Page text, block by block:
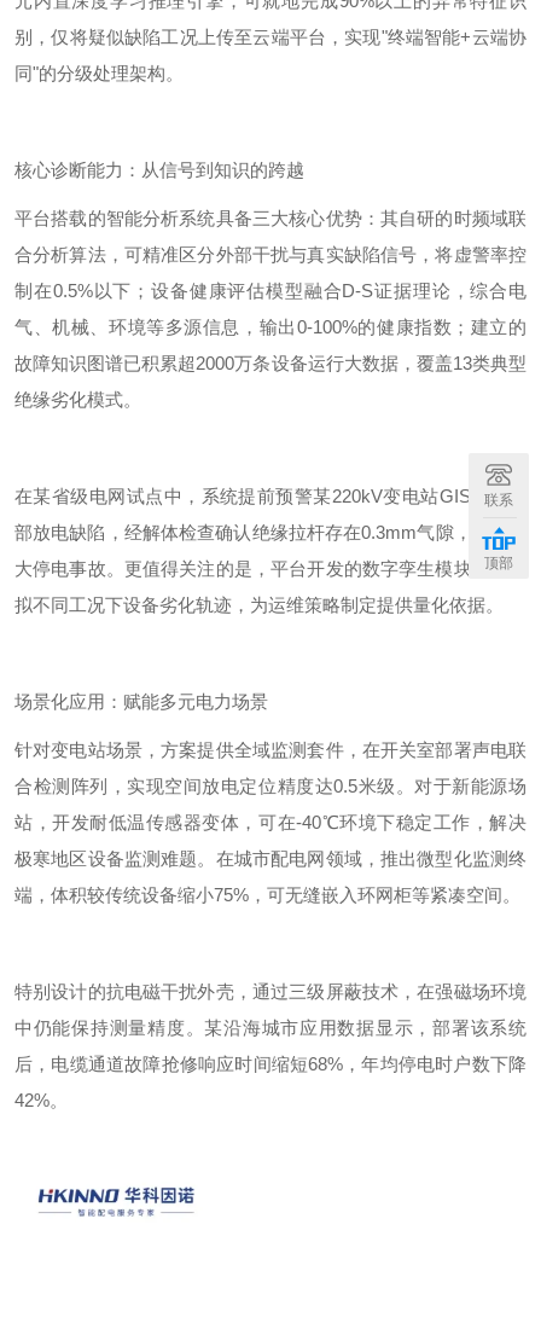
别，仅将疑似缺陷工况上传至云端平台，实现"终端智能+云端协
同"的分级处理架构。
核心诊断能力：从信号到知识的跨越
平台搭载的智能分析系统具备三大核心优势：其自研的时频域联
合分析算法，可精准区分外部干扰与真实缺陷信号，将虚警率控
制在0.5%以下；设备健康评估模型融合D-S证据理论，综合电
气、机械、环境等多源信息，输出0-100%的健康指数；建立的
故障知识图谱已积累超2000万条设备运行大数据，覆盖13类典型
绝缘劣化模式。
在某省级电网试点中，系统提前预警某220kV变电站GIS 设备内
部放电缺陷，经解体检查确认绝缘拉杆存在0.3mm气隙，避免重
大停电事故。更值得关注的是，平台开发的数字孪生模块，可模
拟不同工况下设备劣化轨迹，为运维策略制定提供量化依据。
场景化应用：赋能多元电力场景
针对变电站场景，方案提供全域监测套件，在开关室部署声电联
合检测阵列，实现空间放电定位精度达0.5米级。对于新能源场
站，开发耐低温传感器变体，可在-40℃环境下稳定工作，解决
极寒地区设备监测难题。在城市配电网领域，推出微型化监测终
端，体积较传统设备缩小75% ，可无缝嵌入环网柜等紧凑空间。
特别设计的抗电磁干扰外壳，通过三级屏蔽技术，在强磁场环境
中仍能保持测量精度。某沿海城市应用数据显示，部署该系统
后，电缆通道故障抢修响应时间缩短68% ，年均停电时户数下降
42%。
联系
顶部